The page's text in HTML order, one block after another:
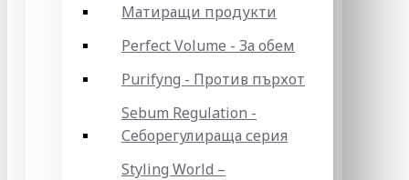
Матиращи продукти
Perfect Volume - За обем
Purifyng - Против пърхот
Sebum Regulation -
Себорегулираща серия
Styling World –